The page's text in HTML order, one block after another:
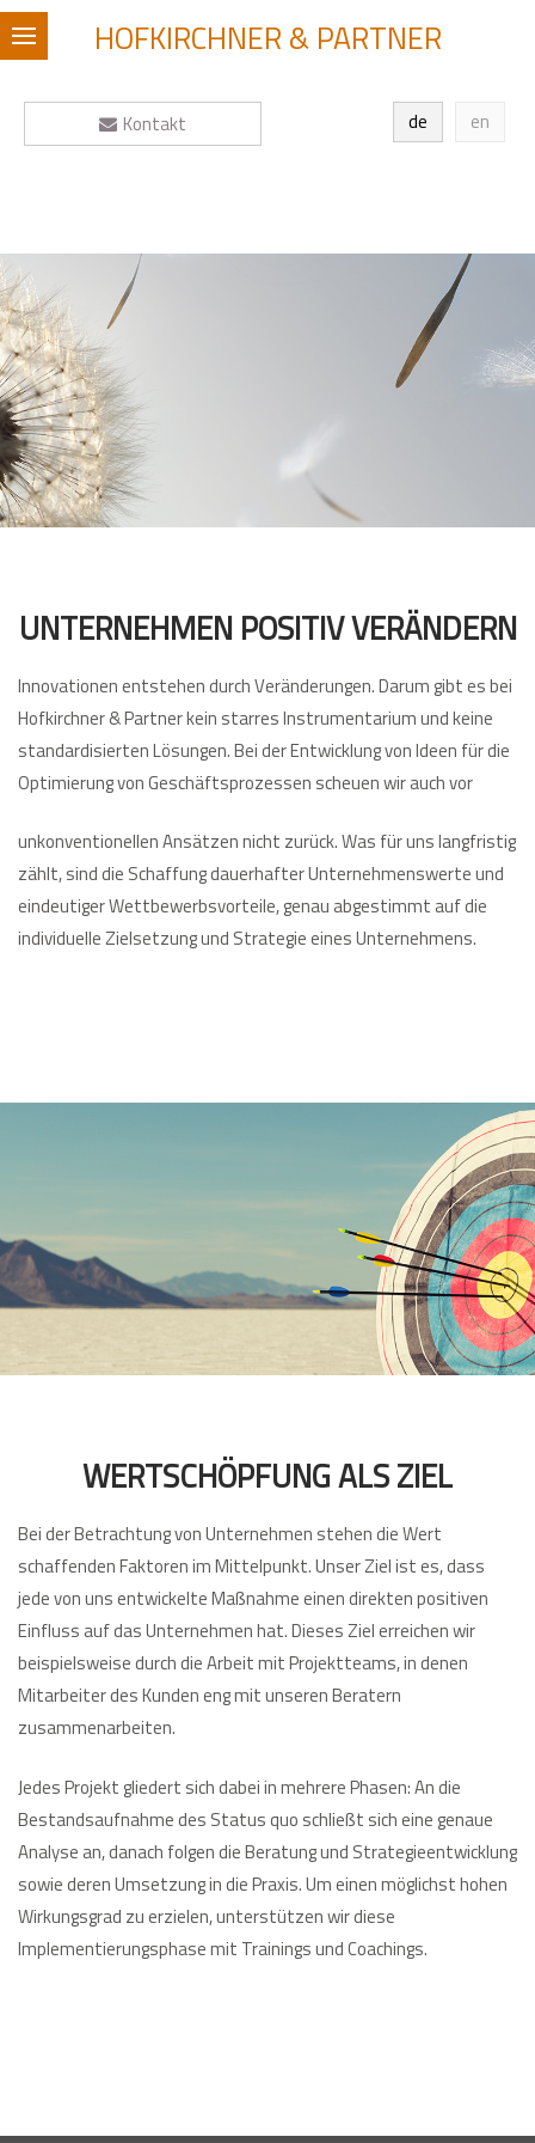
HOFKIRCHNER & PARTNER
de en
Kontakt
UNTERNEHMEN POSITIV VERÄNDERN
Innovationen entstehen durch Veränderungen. Darum gibt es bei
Hofkirchner & Partner kein starres Instrumentarium und keine
standardisierten Lösungen. Bei der Entwicklung von Ideen für die
Optimierung von Geschäftsprozessen scheuen wir auch vor
unkonventionellen Ansätzen nicht zurück. Was für uns langfristig
zählt, sind die Schaffung dauerhafter Unternehmenswerte und
eindeutiger Wettbewerbsvorteile, genau abgestimmt auf die
individuelle Zielsetzung und Strategie eines Unternehmens.
WERTSCHÖPFUNG ALS ZIEL
Bei der Betrachtung von Unternehmen stehen die Wert
schaffenden Faktoren im Mittelpunkt. Unser Ziel ist es, dass
jede von uns entwickelte Maßnahme einen direkten positiven
Einfluss auf das Unternehmen hat. Dieses Ziel erreichen wir
beispielsweise durch die Arbeit mit Projektteams, in denen
Mitarbeiter des Kunden eng mit unseren Beratern
zusammenarbeiten.
Jedes Projekt gliedert sich dabei in mehrere Phasen: An die
Bestandsaufnahme des Status quo schließt sich eine genaue
Analyse an, danach folgen die Beratung und Strategieentwicklung
sowie deren Umsetzung in die Praxis. Um einen möglichst hohen
Wirkungsgrad zu erzielen, unterstützen wir diese
Implementierungsphase mit Trainings und Coachings.